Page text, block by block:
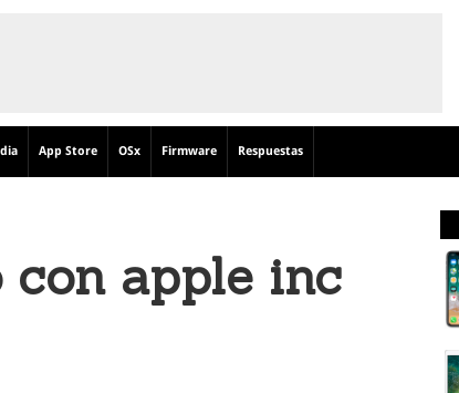
App Store OSx Firmware Respuestas
con apple inc